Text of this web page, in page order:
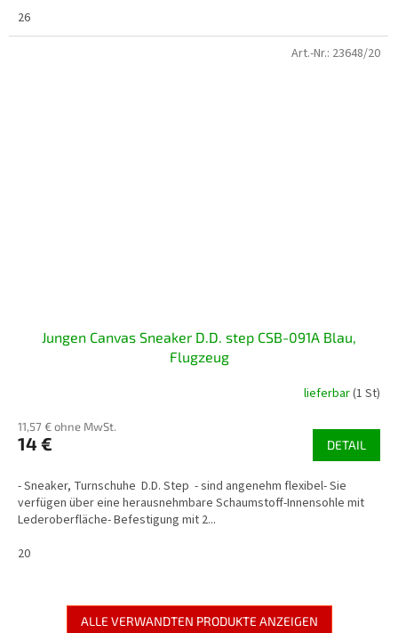
26
Jungen Canvas Sneaker D.D. step CSB-091A Blau,
Flugzeug
lieferbar(1 St)
11,57 € ohne MwSt.
14 € DETAIL
- Sneaker, Turnschuhe D.D. Step - sind angenehm flexibel- Sie
verfügen über eine herausnehmbare Schaumstoff-Innensohle mit
Lederoberfläche- Befestigung mit 2...
20
Art.-Nr.: 23648/20
ALLE VERWANDTEN PRODUKTE ANZEIGEN